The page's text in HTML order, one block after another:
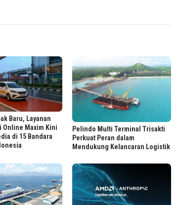
Baru, Layanan
Online Maxim Kini
di 15 Bandara
Pelindo Multi Terminal Trisakti
Perkuat Peran dalam
Mendukung Kelancaran Logistik